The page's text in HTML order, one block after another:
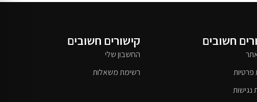
חשובים
פרטיות
נגישות
קישורים חשובים
החשבון שלי
רשימת משאלות